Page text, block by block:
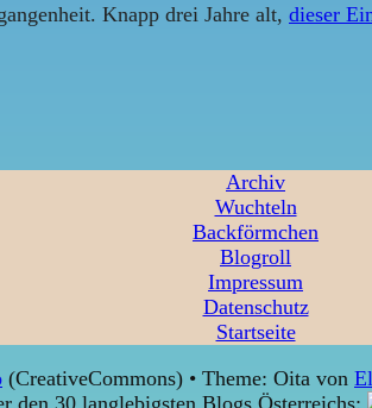
Knapp drei Jahre alt, dieser
Archiv
Wuchteln
Backförmchen
Blogroll
Impressum
Datenschutz
Startseite
(CreativeCommons) • Theme: Oita von
den 30 langlebigsten Blogs Österreichs: